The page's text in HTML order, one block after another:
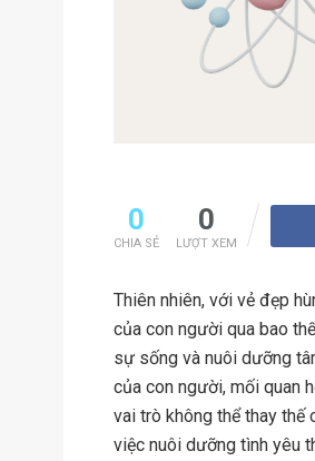
0
CHIA SẺ
0
LƯỢT XEM
Thiên nhiên, với vẻ đẹp
của con người qua bao
sự sống và nuôi dưỡng
của con người, mối quan
vai trò không thể thay thế
việc nuôi dưỡng tình yêu